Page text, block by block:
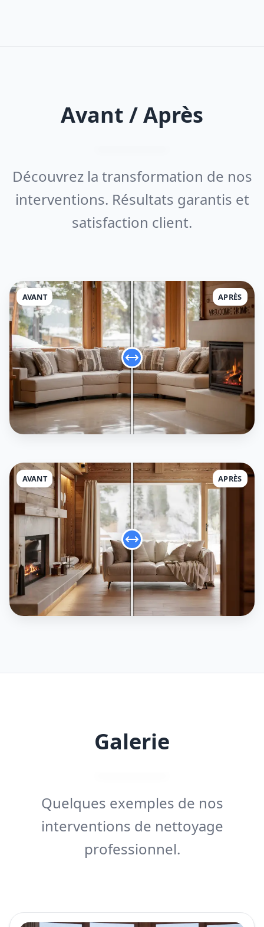
Avant / Après
Découvrez la transformation de nos
interventions. Résultats garantis et
satisfaction client.
AVANT APRÈS
AVANT APRÈS
Galerie
Quelques exemples de nos
interventions de nettoyage
professionnel.